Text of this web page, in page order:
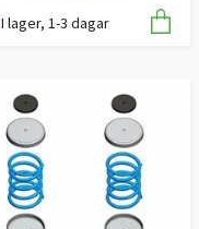
I lager, 1-3 dagar